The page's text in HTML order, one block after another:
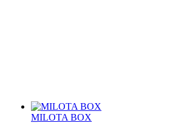
MILOTA BOX